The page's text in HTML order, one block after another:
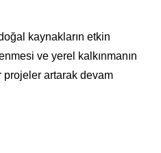
kaynakların etkin
ve yerel kalkınmanın
projeler artarak devam